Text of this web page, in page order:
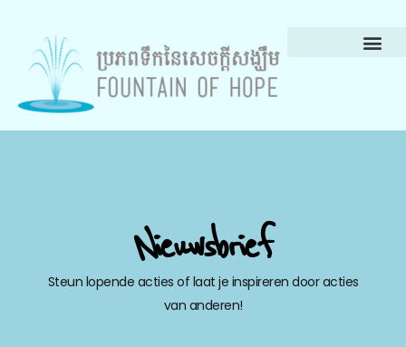
Nieuwsbrief
Steun lopende acties of laat je inspireren door acties
van anderen!